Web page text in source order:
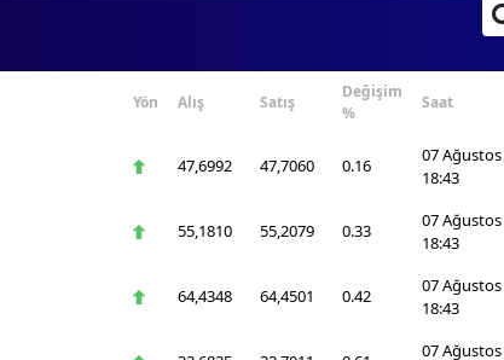
Yön Alış Satış
Değişim
%
Saat
47,6992 47,7060 0.16
07 Ağustos
18:43
55,1810 55,2079 0.33
07 Ağustos
18:43
64,4348 64,4501 0.42
07 Ağustos
18:43
07 Ağustos